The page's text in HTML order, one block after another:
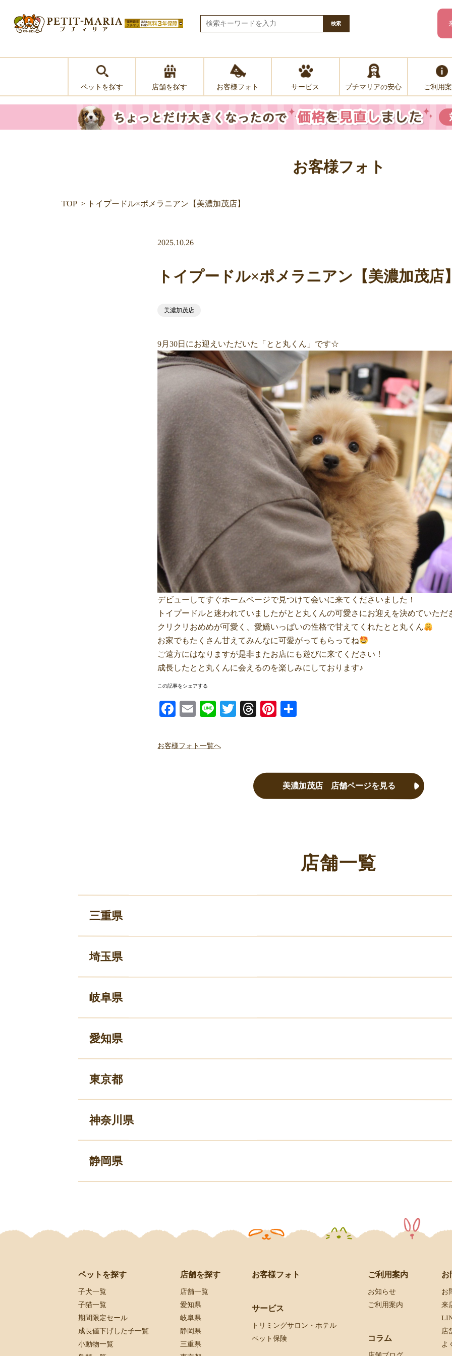
検索
ペットを探す 店舗を探す お客様フォト サービス プチマリアの安心 ご利用
お客様フォト
TOP トイプードル×ポメラニアン【美濃加茂店】
2025.10.26
トイプードル×ポメラニアン【美濃加茂店
美濃加茂店
9月30日にお迎えいただいた「とと丸くん」です☆
デビューしてすぐホームページで見つけて会いに来てくださいました！
トイプードルと迷われていましたがとと丸くんの可愛さにお迎えを決めていただ
クリクリおめめが可愛く、愛嬌いっぱいの性格で甘えてくれたとと丸くん
お家でもたくさん甘えてみんなに可愛がってもらってね
ご遠方にはなりますが是非またお店にも遊びに来てください！
成長したとと丸くんに会えるのを楽しみにしております♪
この記事をシェアする
FacebookEmail Line Twitter Threads Pinterest
お客様フォト一覧へ
美濃加茂店 店舗ページを見る
店舗一覧
三重県
埼玉県
岐阜県
愛知県
東京都
神奈川県
静岡県
ペットを探す
子犬一覧
子猫一覧
期間限定セール
成長値下げした子一覧
小動物一覧
店舗を探す
店舗一覧
愛知県
岐阜県
静岡県
三重県
お客様フォト
サービス
トリミングサロン・ホテル
ペット保険
ご利用案内
お知らせ
ご利用案内
コラム
お
お
来
店
よ